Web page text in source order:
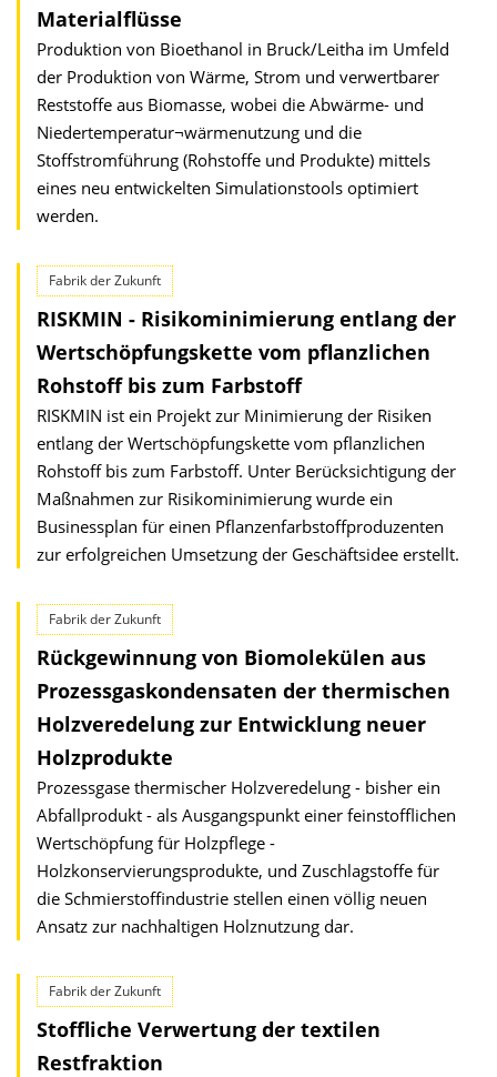
Materialflüsse
Produktion von Bioethanol in Bruck/Leitha im Umfeld
der Produktion von Wärme, Strom und verwertbarer
Reststoffe aus Biomasse, wobei die Abwärme- und
Niedertemperatur¬wärmenutzung und die
Stoffstromführung (Rohstoffe und Produkte) mittels
eines neu entwickelten Simulationstools optimiert
werden.
Fabrik der Zukunft
RISKMIN - Risikominimierung entlang der
Wertschöpfungskette vom pflanzlichen
Rohstoff bis zum Farbstoff
RISKMIN ist ein Projekt zur Minimierung der Risiken
entlang der Wertschöpfungskette vom pflanzlichen
Rohstoff bis zum Farbstoff. Unter Berücksichtigung der
Maßnahmen zur Risikominimierung wurde ein
Businessplan für einen Pflanzenfarbstoffproduzenten
zur erfolgreichen Umsetzung der Geschäftsidee erstellt.
Fabrik der Zukunft
Rückgewinnung von Biomolekülen aus
Prozessgaskondensaten der thermischen
Holzveredelung zur Entwicklung neuer
Holzprodukte
Prozessgase thermischer Holzveredelung - bisher ein
Abfallprodukt - als Ausgangspunkt einer feinstofflichen
Wertschöpfung für Holzpflege -
Holzkonservierungsprodukte, und Zuschlagstoffe für
die Schmierstoffindustrie stellen einen völlig neuen
Ansatz zur nachhaltigen Holznutzung dar.
Fabrik der Zukunft
Stoffliche Verwertung der textilen
Restfraktion